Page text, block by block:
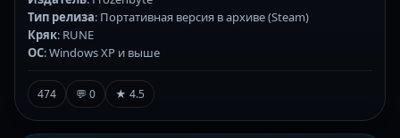
Тип релиза: Портативная версия в архиве (Steam)
Кряк: RUNE
ОС: Windows XP и выше
474 💬 0 ★ 4.5